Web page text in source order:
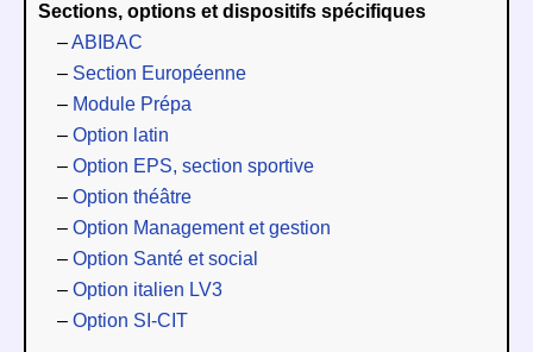
Sections, options et dispositifs spécifiques
–ABIBAC
– Section Européenne
– Module Prépa
– Option latin
– Option EPS, section sportive
– Option théâtre
– Option Management et gestion
– Option Santé et social
– Option italien LV3
– Option SI-CIT